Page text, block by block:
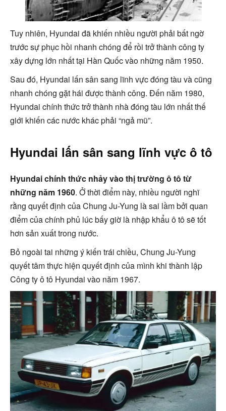
Tuy nhiên, Hyundai đã khiến nhiều người phải bất ngờ
trước sự phục hồi nhanh chóng để rồi trở thành công ty
xây dựng lớn nhất tại Hàn Quốc vào những năm 1950.
Sau đó, Hyundai lấn sân sang lĩnh vực đóng tàu và cũng
nhanh chóng gặt hái được thành công. Đến năm 1980,
Hyundai chính thức trở thành nhà đóng tàu lớn nhất thế
giới khiến các nước khác phải “ngả mũ”.
Hyundai lấn sân sang lĩnh vực ô tô
Hyundai chính thức nhảyvào thị trường ô tô từ
những năm 1960. Ở thời điểm này, nhiều người nghĩ
rằng quyết định của Chung Ju-Yung là sai lầm bởi quan
điểm của chính phủ lúc bấy giờ là nhập khẩu ô tô sẽ tốt
hơn sản xuất trong nước.
Bỏ ngoài tai những ý kiến trái chiều, Chung Ju-Yung
quyết tâm thực hiện quyết định của mình khi thành lập
Công ty ô tô Hyundai vào năm 1967.